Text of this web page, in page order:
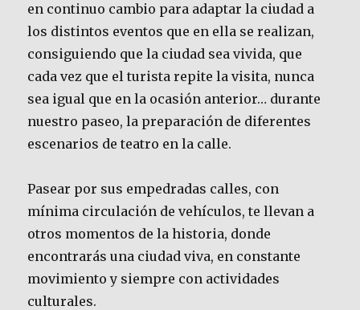
en continuo cambio para adaptar la ciudad a
los distintos eventos que en ella se realizan,
consiguiendo que la ciudad sea vivida, que
cada vez que el turista repite la visita, nunca
sea igual que en la ocasión anterior… durante
nuestro paseo, la preparación de diferentes
escenarios de teatro en la calle.
Pasear por sus empedradas calles, con
mínima circulación de vehículos, te llevan a
otros momentos de la historia, donde
encontrarás una ciudad viva, en constante
movimiento y siempre con actividades
culturales.